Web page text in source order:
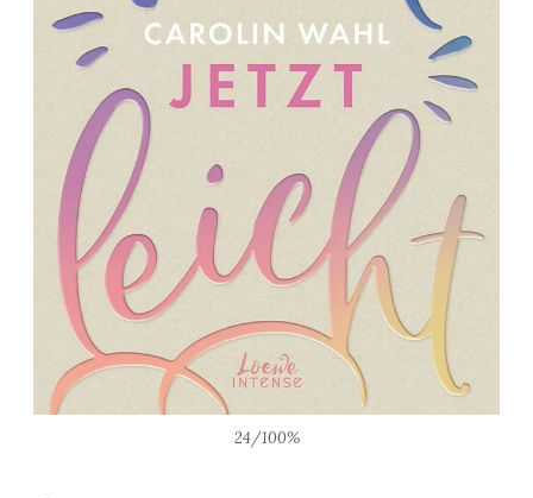
24/100%